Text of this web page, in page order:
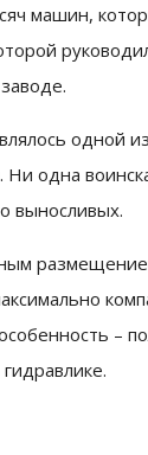
машин,
одной
Ни одна
выносливых.
–